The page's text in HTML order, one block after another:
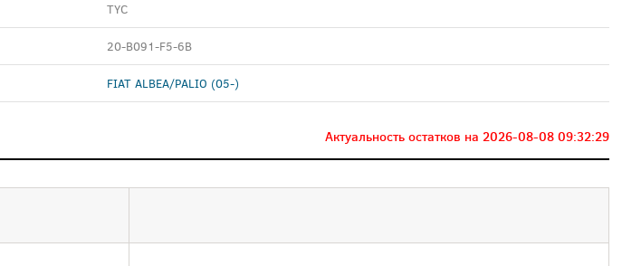
TYC
20-B091-F5-6B
FIAT ALBEA/PALIO (05-)
Актуальность остатков на 2026-08-08 09:32:29